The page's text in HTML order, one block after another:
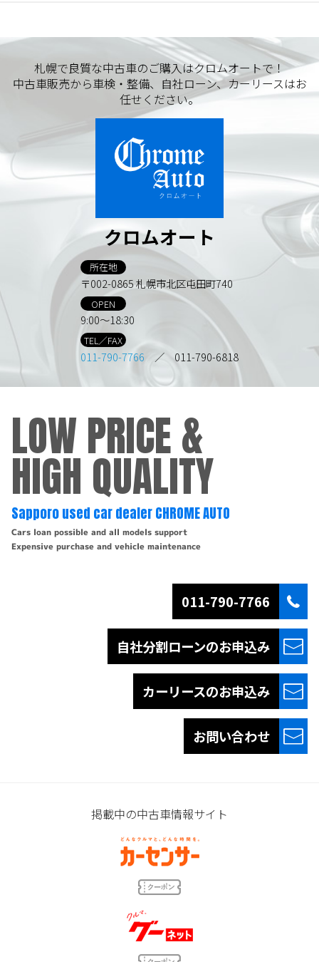
札幌で良質な中古車のご購入はクロムオートで！
中古車販売から車検・整備、自社ローン、カーリースはお
任せください。
クロムオート
所在地
〒002-0865 札幌市北区屯田町740
OPEN
9:00～18:30
TEL／FAX
011-790-7766 ／ 011-790-6818
LOW PRICE &
HIGH QUALITY
Sapporo used car dealer CHROME AUTO
Cars loan possible and all models support
Expensive purchase and vehicle maintenance
011-790-7766
自社分割ローンのお申込み
カーリースのお申込み
お問い合わせ
掲載中の中古車情報サイト